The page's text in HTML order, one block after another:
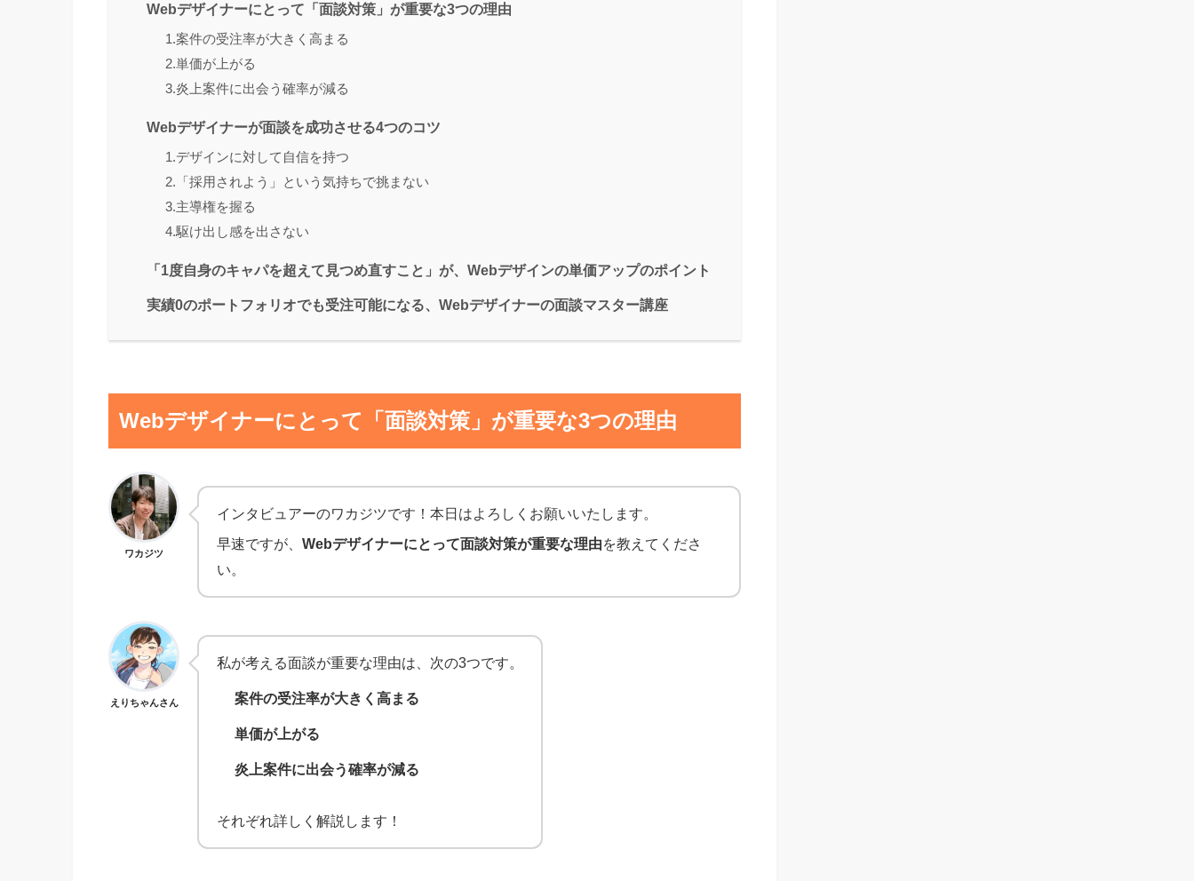
Webデザイナーにとって「面談対策」が重要な3つの理由
1.案件の受注率が大きく高まる
2.単価が上がる
3.炎上案件に出会う確率が減る
Webデザイナーが面談を成功させる4つのコツ
1.デザインに対して自信を持つ
2.「採用されよう」という気持ちで挑まない
3.主導権を握る
4.駆け出し感を出さない
「1度自身のキャパを超えて見つめ直すこと」が、Webデザインの単価アップのポイント
実績0のポートフォリオでも受注可能になる、Webデザイナーの面談マスター講座
Webデザイナーにとって「面談対策」が重要な3つの理由
ワカジツ
インタビュアーのワカジツです！本日はよろしくお願いいたします。
早速ですが、 Webデザイナーにとって面談対策が重要な理由を教えてくださ
い。
えりちゃんさん
私が考える面談が重要な理由は、次の3つです。
案件の受注率が大きく高まる
単価が上がる
炎上案件に出会う確率が減る
それぞれ詳しく解説します！